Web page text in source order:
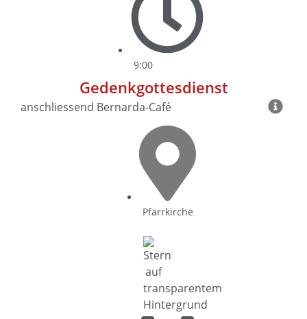
9:00
Gedenkgottesdienst
anschliessend Bernarda-Café
Pfarrkirche